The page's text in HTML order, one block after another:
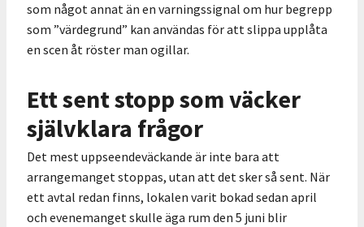
som något annat än en varningssignal om hur begrepp
som ”värdegrund” kan användas för att slippa upplåta
en scen åt röster man ogillar.
Ett sent stopp som väcker
självklara frågor
Det mest uppseendeväckande är inte bara att
arrangemanget stoppas, utan att det sker så sent. När
ett avtal redan finns, lokalen varit bokad sedan april
och evenemanget skulle äga rum den 5 juni blir